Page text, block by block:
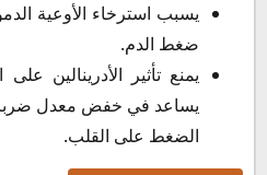
يسبب استرخاء الأوعية
ضغط الدم.
يمنع تأثير الأدرينالين
يساعد في خفض معدل
الضغط على القلب.